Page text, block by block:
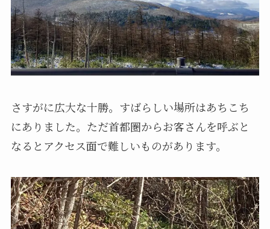
さすがに広大な十勝。すばらしい場所はあちこち
にありました。ただ首都圏からお客さんを呼ぶと
なるとアクセス面で難しいものがあります。